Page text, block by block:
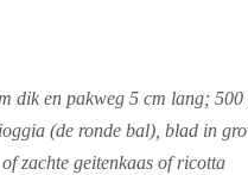
dik en pakweg 5 cm lang; 500
(de ronde bal), blad in
zachte geitenkaas of ricotta